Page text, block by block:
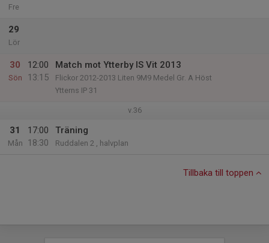
Fre
29
Lör
30
Sön
12:00
13:15
Match mot Ytterby IS Vit 2013
Flickor 2012-2013 Liten 9M9 Medel Gr. A Höst
Ytterns IP 31
v.36
31
Mån
17:00
18:30
Träning
Ruddalen 2 , halvplan
Tillbaka till toppen